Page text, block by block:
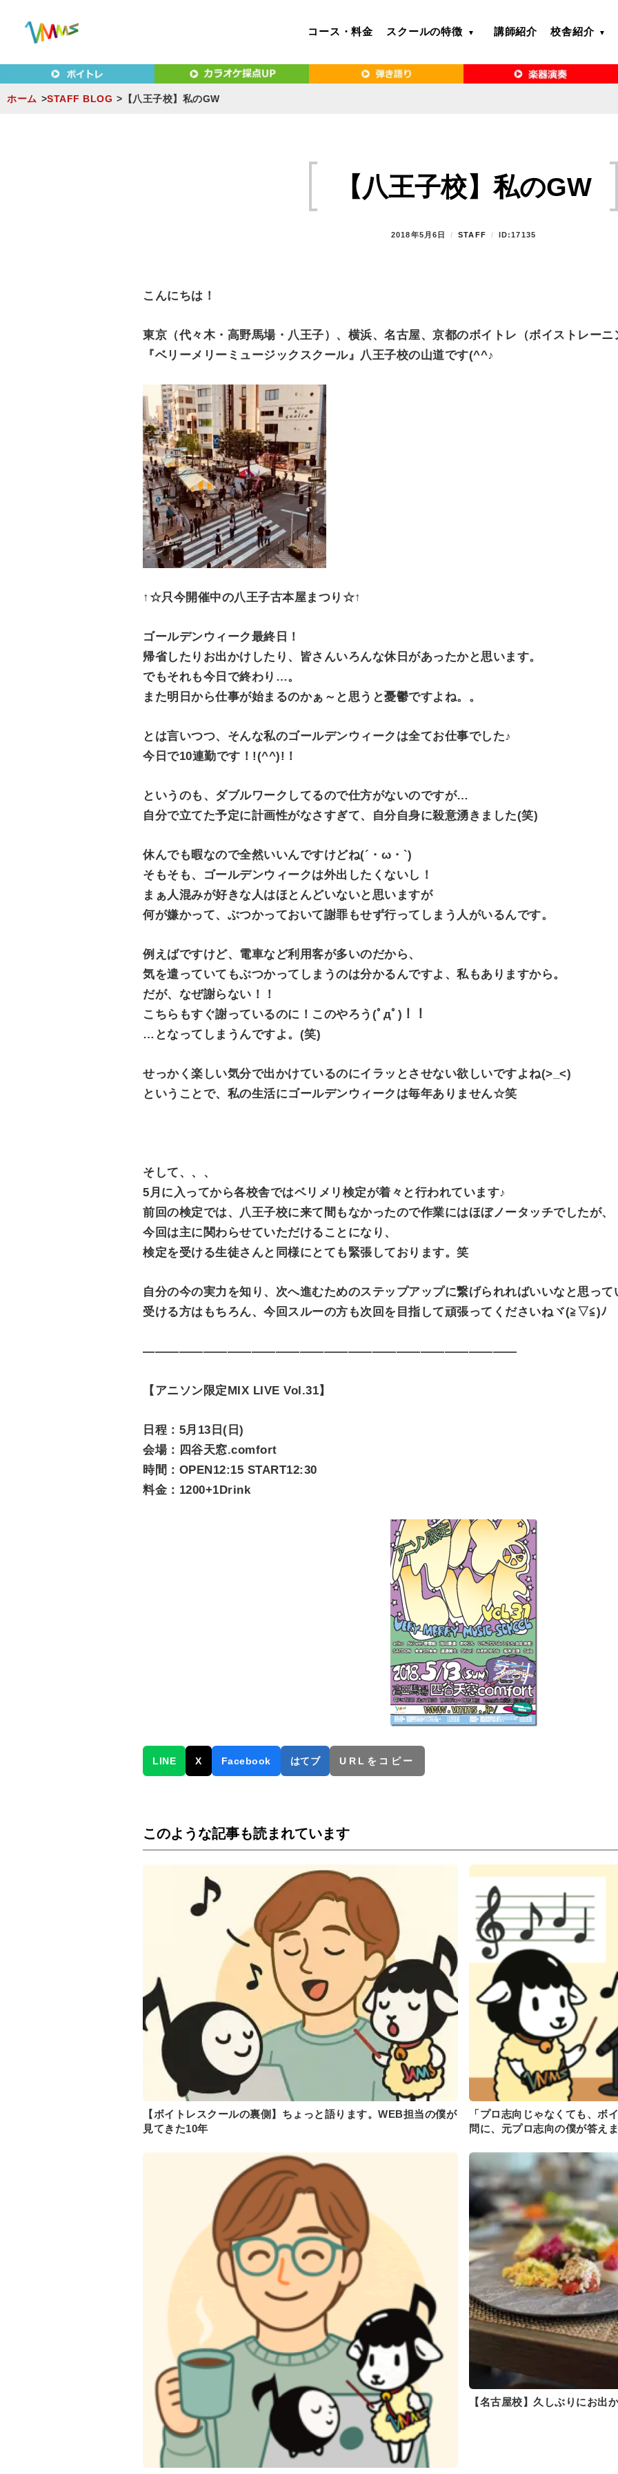
東京（新宿・八王子）・横浜・名古屋・京都で「本気」になれ
MUSIC SCHOOL（ベリーメリー）
東京（新宿・八王子）・横浜・名古屋・京都で「本気」になれるボイトレ教室｜VERY MERRY MUSIC SCHOOL（ベリーメリー）
コース・料金 スクールの特徴 講師紹介 校舎紹介
ホーム STAFF BLOG 【八王子校】私のGW
【八王子校】私のGW
P
2018年5月6日
B
STAFF ID:17135
こんにちは！
東京（代々木・高野馬場・八王子）、横浜、名古屋、京都のボイトレ（ボイストレーニ
『ベリーメリーミュージックスクール』八王子校の山道です(^^♪
↑☆只今開催中の八王子古本屋まつり☆↑
ゴールデンウィーク最終日！
帰省したりお出かけしたり、皆さんいろんな休日があったかと思います。
でもそれも今日で終わり…。
また明日から仕事が始まるのかぁ～と思うと憂鬱ですよね。。
とは言いつつ、そんな私のゴールデンウィークは全てお仕事でした♪
今日で10連勤です！!(^^)!！
というのも、ダブルワークしてるので仕方がないのですが…
自分で立てた予定に計画性がなさすぎて、自分自身に殺意湧きました(笑)
休んでも暇なので全然いいんですけどね(´・ω・`)
そもそも、ゴールデンウィークは外出したくないし！
まぁ人混みが好きな人はほとんどいないと思いますが
何が嫌かって、ぶつかっておいて謝罪もせず行ってしまう人がいるんです。
例えばですけど、電車など利用客が多いのだから、
気を遣っていてもぶつかってしまうのは分かるんですよ、私もありますから。
だが、なぜ謝らない！！
こちらもすぐ謝っているのに！このやろう(ﾟдﾟ)！！
…となってしまうんですよ。(笑)
せっかく楽しい気分で出かけているのにイラッとさせない欲しいですよね(>_<)
ということで、私の生活にゴールデンウィークは毎年ありません☆笑
そして、、、
5月に入ってから各校舎ではベリメリ検定が着々と行われています♪
前回の検定では、八王子校に来て間もなかったので作業にはほぼノータッチでしたが、
今回は主に関わらせていただけることになり、
検定を受ける生徒さんと同様にとても緊張しております。笑
自分の今の実力を知り、次へ進むためのステップアップに繋げられればいいなと思って
受ける方はもちろん、今回スルーの方も次回を目指して頑張ってくださいねヾ(≧▽≦)ﾉ
———————————————————————————————
【アニソン限定MIX LIVE Vol.31】
日程：5月13日(日)
会場：四谷天窓.comfort
時間：OPEN12:15 START12:30
料金：1200+1Drink
LINE X Facebook はてブ URLをコピー
このような記事も読まれています
【ボイトレスクールの裏側】ちょっと語ります。WEB担当の僕が
見てきた10年
「プロ志向じゃなくても、ボ
問に、元プロ志向の僕が答え
【名古屋校】久しぶりにお出